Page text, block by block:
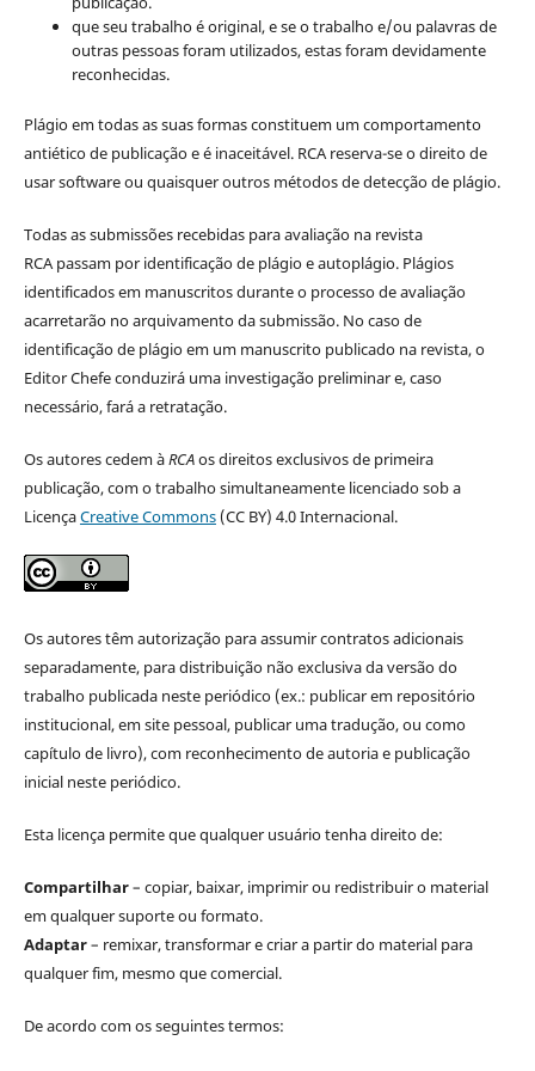
que seu trabalho é original, e se o trabalho e/ou palavras de
outras pessoas foram utilizados, estas foram devidamente
reconhecidas.
Plágio em todas as suas formas constituem um comportamento
antiético de publicação e é inaceitável. RCA reserva-se o direito de
usar software ou quaisquer outros métodos de detecção de plágio.
Todas as submissões recebidas para avaliação na revista
RCA passam por identificação de plágio e autoplágio. Plágios
identificados em manuscritos durante o processo de avaliação
acarretarão no arquivamento da submissão. No caso de
identificação de plágio em um manuscrito publicado na revista, o
Editor Chefe conduzirá uma investigação preliminar e, caso
necessário, fará a retratação.
Os autores cedem àRCAos direitos exclusivos de primeira
publicação, com o trabalho simultaneamente licenciado sob a
LicençaCreative Commons(CC BY) 4.0 Internacional.
Os autores têm autorização para assumir contratos adicionais
separadamente, para distribuição não exclusiva da versão do
trabalho publicada neste periódico (ex.: publicar em repositório
institucional, em site pessoal, publicar uma tradução, ou como
capítulo de livro), com reconhecimento de autoria e publicação
inicial neste periódico.
Esta licença permite que qualquer usuário tenha direito de:
Compartilhar– copiar, baixar, imprimir ou redistribuir o material
em qualquer suporte ou formato.
Adaptar– remixar, transformar e criar a partir do material para
qualquer fim, mesmo que comercial.
De acordo com os seguintes termos: